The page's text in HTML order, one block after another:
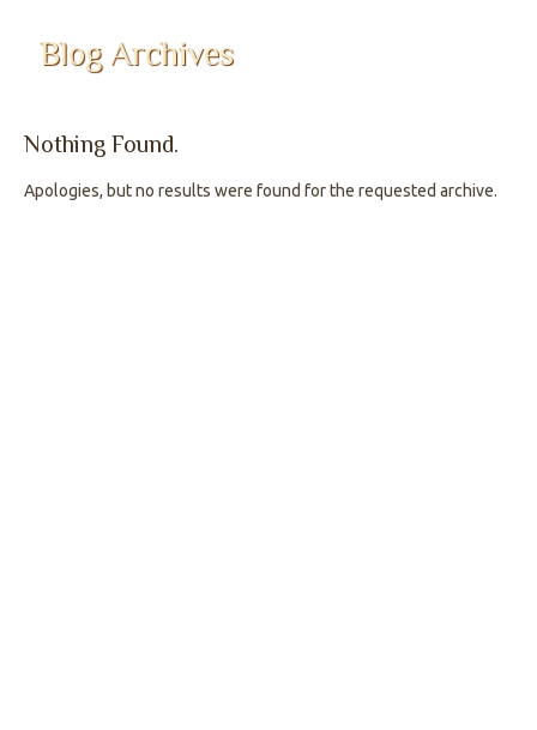
Blog Archives
Nothing Found.
Apologies, but no results were found for the requested archive.